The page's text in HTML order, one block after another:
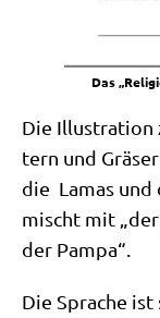
Das
Die Illu­stra­ti­on
tern und
die Lamas und
mischt mit
der Pampa“.
Die Spra­che